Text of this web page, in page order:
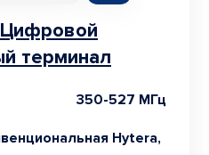
терминал
350-527 МГц
Hytera,